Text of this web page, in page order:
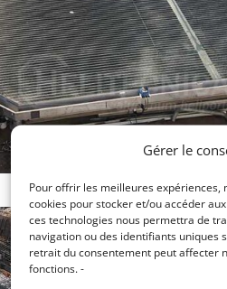
Gérer le
Pour offrir les meilleures expériences,
cookies pour stocker et/ou accéder
ces technologies nous permettra de
navigation ou des identifiants uniques
retrait du consentement peut affecter
fonctions. -